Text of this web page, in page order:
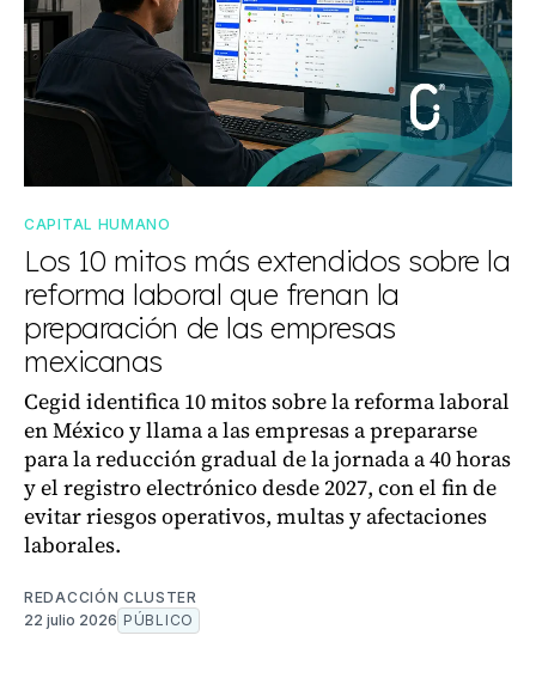
CAPITAL HUMANO
Los 10 mitos más extendidos sobre la
reforma laboral que frenan la
preparación de las empresas
mexicanas
Cegid identifica 10 mitos sobre la reforma laboral
en México y llama a las empresas a prepararse
para la reducción gradual de la jornada a 40 horas
y el registro electrónico desde 2027, con el fin de
evitar riesgos operativos, multas y afectaciones
laborales.
REDACCIÓN CLUSTER
22 julio 2026 PÚBLICO